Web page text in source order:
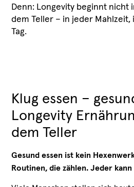
Denn: Longevity beginnt nicht
dem Teller – in jeder
Tag.
Klug essen –
Longevity
dem Teller
Gesund essen ist kein
Routinen, die zählen. Jeder kann